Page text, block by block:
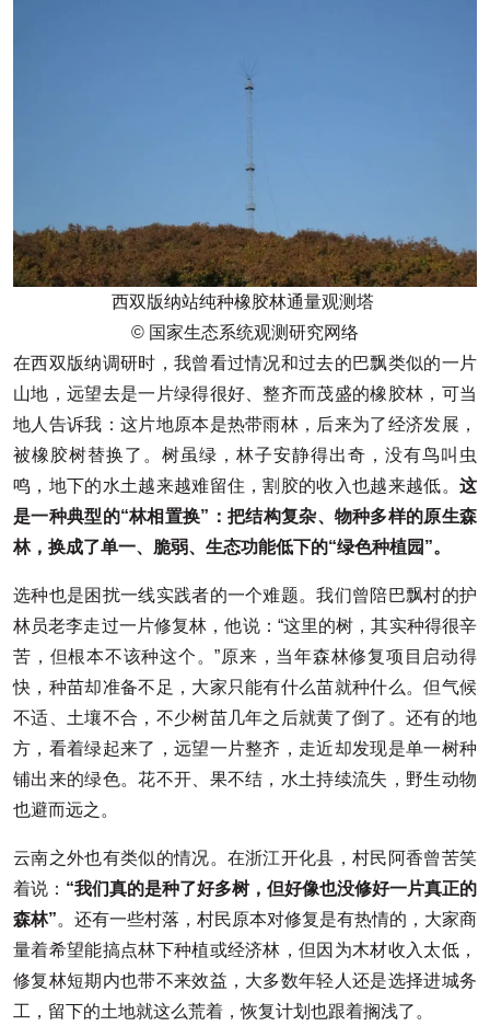
西双版纳站纯种橡胶林通量观测塔
© 国家生态系统观测研究网络
在西双版纳调研时，我曾看过情况和过去的巴飘类似的一片
山地，远望去是一片绿得很好、整齐而茂盛的橡胶林，可当
地人告诉我：这片地原本是热带雨林，后来为了经济发展，
被橡胶树替换了。树虽绿，林子安静得出奇，没有鸟叫虫
鸣，地下的水土越来越难留住，割胶的收入也越来越低。 这
是一种典型的“林相置换”：把结构复杂、物种多样的原生森
林，换成了单一、脆弱、生态功能低下的“绿色种植园”。
选种也是困扰一线实践者的一个难题。我们曾陪巴飘村的护
林员老李走过一片修复林，他说：“这里的树，其实种得很辛
苦，但根本不该种这个。”原来，当年森林修复项目启动得
快，种苗却准备不足，大家只能有什么苗就种什么。但气候
不适、土壤不合，不少树苗几年之后就黄了倒了。还有的地
方，看着绿起来了，远望一片整齐，走近却发现是单一树种
铺出来的绿色。花不开、果不结，水土持续流失，野生动物
也避而远之。
云南之外也有类似的情况。在浙江开化县，村民阿香曾苦笑
着说： “我们真的是种了好多树，但好像也没修好一片真正的
森林”。还有一些村落，村民原本对修复是有热情的，大家商
量着希望能搞点林下种植或经济林，但因为木材收入太低，
修复林短期内也带不来效益，大多数年轻人还是选择进城务
工，留下的土地就这么荒着，恢复计划也跟着搁浅了。